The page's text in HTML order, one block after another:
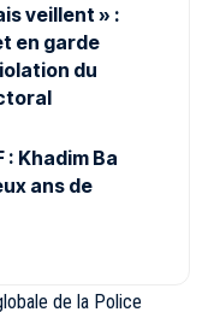
veillent » :
en garde
du
: Khadim Ba
ans de
de la Police